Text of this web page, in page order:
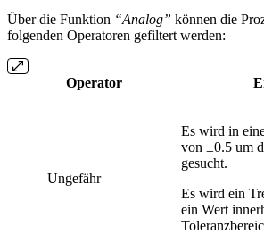
Über die Funktion “Analog” können die
folgenden Operatoren gefiltert werden:
Operator
Ungefähr
Es wird in
von ±0.5 um
gesucht.
Es wird ein
ein Wert